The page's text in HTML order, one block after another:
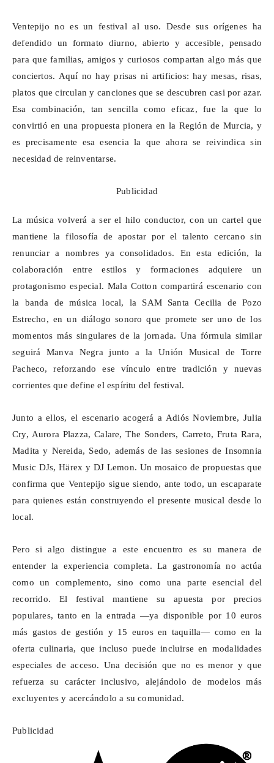
Ventepijo no es un festival al uso. Desde sus orígenes ha
defendido un formato diurno, abierto y accesible, pensado
para que familias, amigos y curiosos compartan algo más que
conciertos. Aquí no hay prisas ni artificios: hay mesas, risas,
platos que circulan y canciones que se descubren casi por azar.
Esa combinación, tan sencilla como eficaz, fue la que lo
convirtió en una propuesta pionera en la Región de Murcia, y
es precisamente esa esencia la que ahora se reivindica sin
necesidad de reinventarse.
Publicidad
La música volverá a ser el hilo conductor, con un cartel que
mantiene la filosofía de apostar por el talento cercano sin
renunciar a nombres ya consolidados. En esta edición, la
colaboración entre estilos y formaciones adquiere un
protagonismo especial. Mala Cotton compartirá escenario con
la banda de música local, la SAM Santa Cecilia de Pozo
Estrecho, en un diálogo sonoro que promete ser uno de los
momentos más singulares de la jornada. Una fórmula similar
seguirá Manva Negra junto a la Unión Musical de Torre
Pacheco, reforzando ese vínculo entre tradición y nuevas
corrientes que define el espíritu del festival.
Junto a ellos, el escenario acogerá a Adiós Noviembre, Julia
Cry, Aurora Plazza, Calare, The Sonders, Carreto, Fruta Rara,
Madita y Nereida, Sedo, además de las sesiones deInsomnia
Music DJs,Härex y DJ Lemon. Un mosaico de propuestas que
confirma que Ventepijo sigue siendo, ante todo, un escaparate
para quienes están construyendo el presente musical desde lo
local.
Pero si algo distingue a este encuentro es su manera de
entender la experiencia completa. La gastronomía no actúa
como un complemento, sino como una parte esencial del
recorrido. El festival mantiene su apuesta por precios
populares, tanto en la entrada —ya disponible por 10 euros
más gastos de gestión y 15 euros en taquilla— como en la
oferta culinaria, que incluso puede incluirse en modalidades
especiales de acceso. Una decisión que no es menor y que
refuerza su carácter inclusivo, alejándolo de modelos más
excluyentes y acercándolo a su comunidad.
Publicidad